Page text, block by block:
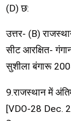
(D) छ:
उत्तर- (B)
सीट आरक्षित-
सुशीला बंगारू
9.राजस्थान में
[VDO-28 Dec.